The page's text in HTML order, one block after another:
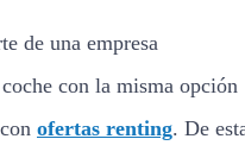
de una empresa
con la misma opción
ofertas renting. De